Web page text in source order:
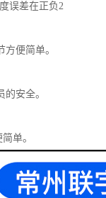
误差在正负2
便简单。
安全。
单。